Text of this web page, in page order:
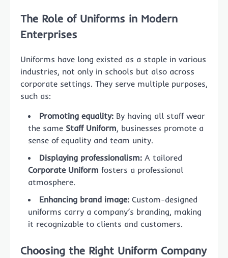
The Role of Uniforms in Modern
Enterprises
Uniforms have long existed as a staple in various
industries, not only in schools but also across
corporate settings. They serve multiple purposes,
such as:
Promoting equality: By having all staff wear
the same Staff Uniform, businesses promote a
sense of equality and team unity.
Displaying professionalism: A tailored
Corporate Uniform fosters a professional
atmosphere.
Enhancing brand image: Custom-designed
uniforms carry a company’s branding, making
it recognizable to clients and customers.
Choosing the Right Uniform Company